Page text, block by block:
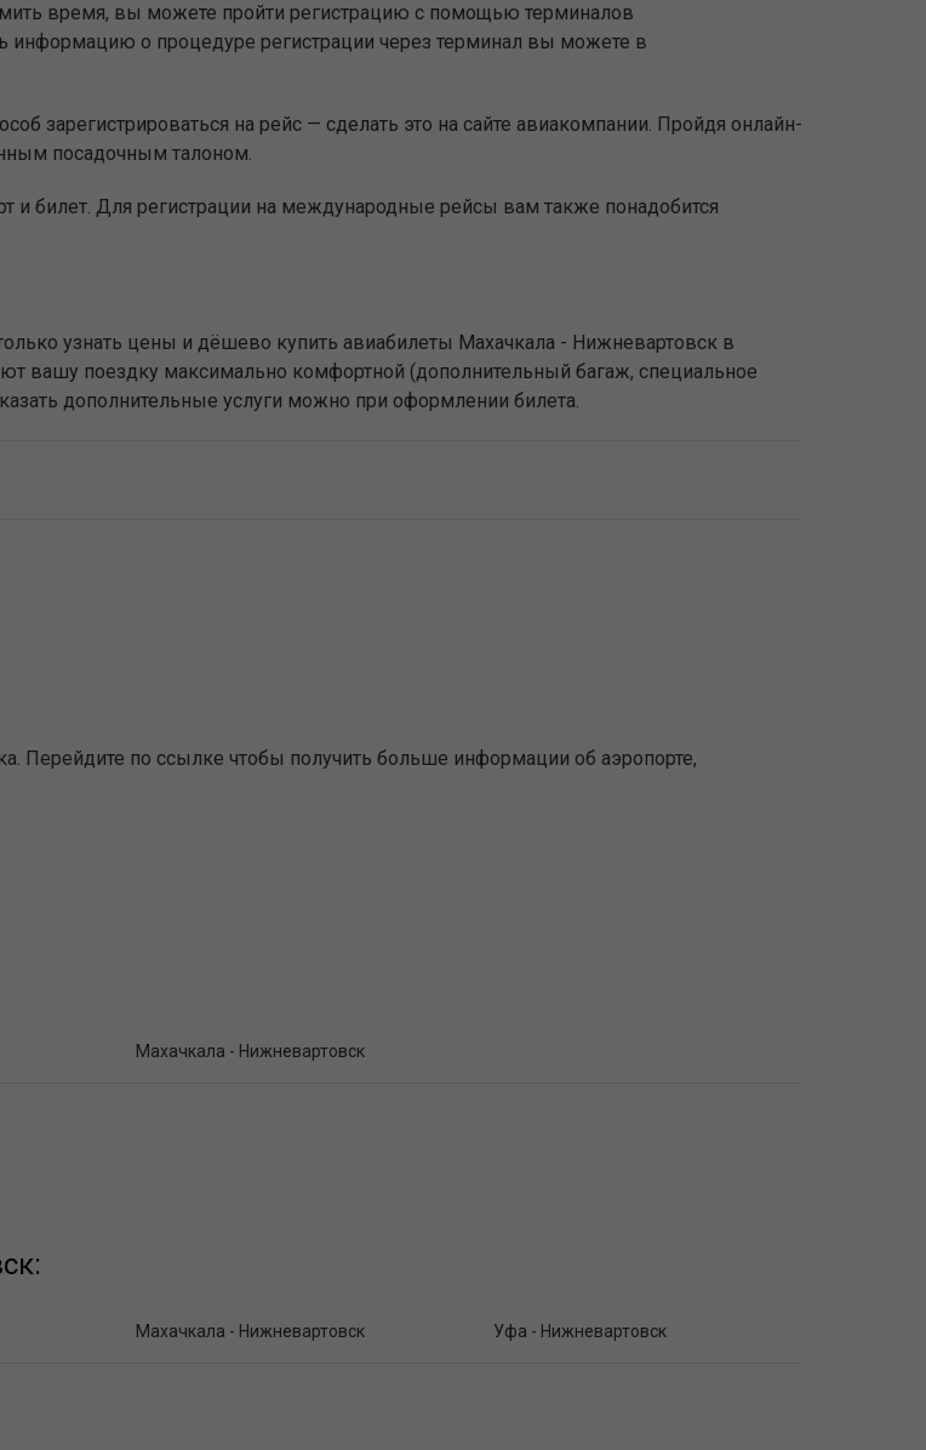
время, вы можете пройти регистрацию с помощью терминалов
информацию о процедуре регистрации через терминал вы можете в
зарегистрироваться на рейс — сделать это на сайте авиакомпании. Пройдя онлайн-
посадочным талоном.
и билет. Для регистрации на международные рейсы вам также понадобится
узнать цены и дёшево купить авиабилеты Махачкала - Нижневартовск в
вашу поездку максимально комфортной (дополнительный багаж, специальное
дополнительные услуги можно при оформлении билета.
Перейдите по ссылке чтобы получить больше информации об аэропорте,
Махачкала - Нижневартовск
Махачкала - Нижневартовск Уфа - Нижневартовск